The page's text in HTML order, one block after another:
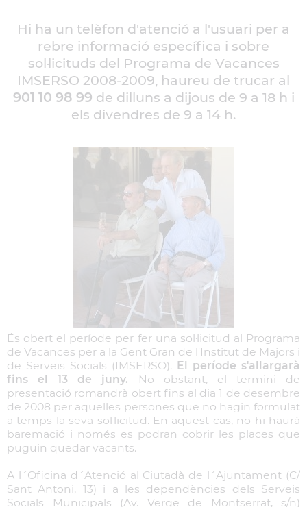
Hi ha un telèfon d'atenció a l'usuari per a
rebre informació específica i sobre
sol·licituds del Programa de Vacances
IMSERSO 2008-2009, haureu de trucar al
901 10 98 99 de dilluns a dijous de 9 a 18 h i
els divendres de 9 a 14 h.
És obert el període per fer una sol·licitud al Programa
de Vacances per a la Gent Gran de l'Institut de Majors i
de Serveis Socials (IMSERSO). El període s'allargarà
fins el 13 de juny. No obstant, el termini de
presentació romandrà obert fins al dia 1 de desembre
de 2008 per aquelles persones que no hagin formulat
a temps la seva sol·licitud. En aquest cas, no hi haurà
baremació i només es podran cobrir les places que
puguin quedar vacants.
A l´Oficina d´Atenció al Ciutadà de l´Ajuntament (C/
Sant Antoni, 13) i a les dependències dels Serveis
Socials Municipals (Av. Verge de Montserrat, s/n)